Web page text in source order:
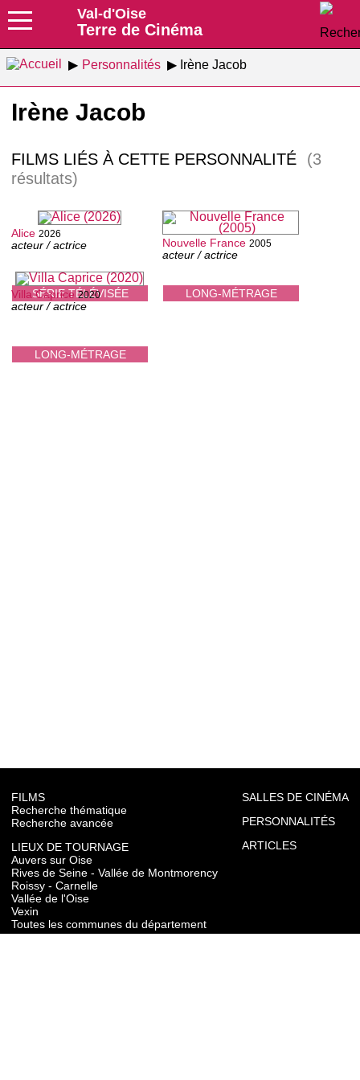
Val-d'Oise
Terre de Cinéma
Personnalités Irène Jacob
Irène Jacob
FILMS LIÉS À CETTE PERSONNALITÉ
(3
résultats)
SÉRIE TÉLÉVISÉE
Alice 2026
acteur / actrice
LONG-MÉTRAGE
Nouvelle France 2005
acteur / actrice
LONG-MÉTRAGE
Villa Caprice 2020
acteur / actrice
FILMS
Recherche thématique
Recherche avancée
LIEUX DE TOURNAGE
Auvers sur Oise
Rives de Seine - Vallée de Montmorency
Roissy - Carnelle
Vallée de l'Oise
Vexin
Toutes les communes du département
SALLES DE CINÉMA
PERSONNALITÉS
ARTICLES